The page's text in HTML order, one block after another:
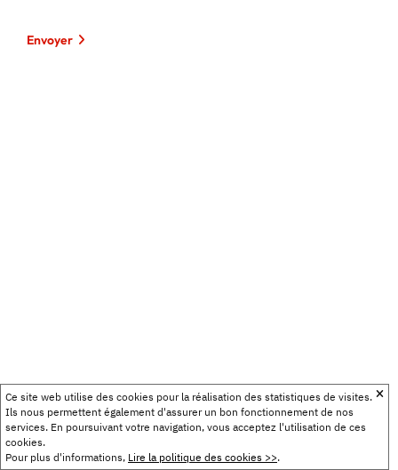
Ce site web utilise des cookies pour la réalisation des statistiques de visites.
Ils nous permettent également d'assurer un bon fonctionnement de nos
services. En poursuivant votre navigation, vous acceptez l'utilisation de ces
cookies.
Pour plus d'informations, Lire la politique des cookies >>.
Envoyer